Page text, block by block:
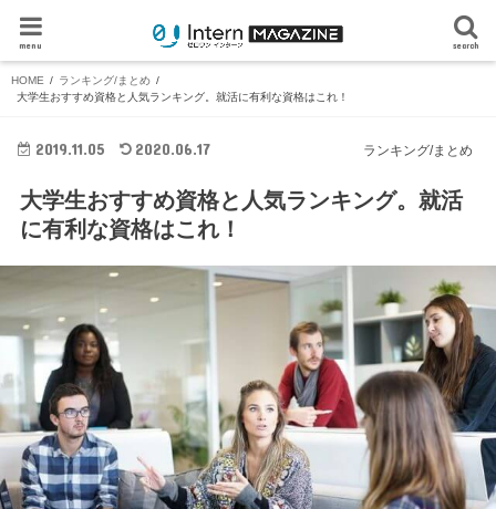
search
menu
HOME
ランキング/まとめ
大学生おすすめ資格と人気ランキング。就活に有利な資格はこれ！
ランキング/まとめ
2019.11.05 2020.06.17
大学生おすすめ資格と人気ランキング。就活
に有利な資格はこれ！